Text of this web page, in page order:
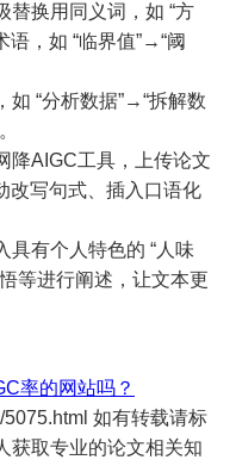
替换用同义词，如 “方
语，如 “临界值”→“阈
“分析数据”→“拆解数
降AIGC工具，上传论文
改写句式、插入口语化
具有个人特色的 “人味
等进行阐述，让文本更
率的网站吗？
如有转载请标
获取专业的论文相关知